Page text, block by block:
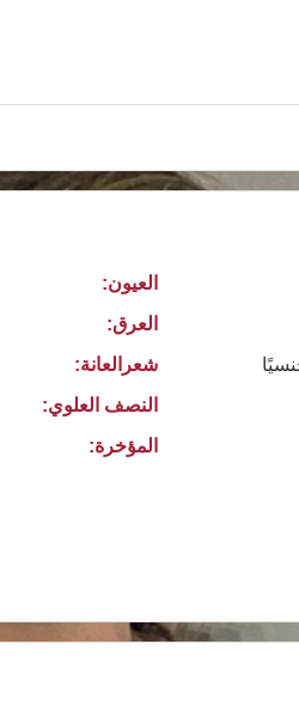
العيون:
العرق:
شعرالعانة:
النصف العلوي:
المؤخرة: